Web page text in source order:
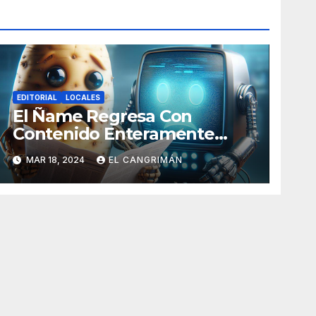
EDITORIAL LOCALES
El Ñame Regresa Con
Contenido Enteramente
Generado Por Inteligencia
Artificial
MAR 18, 2024 EL CANGRIMÁN